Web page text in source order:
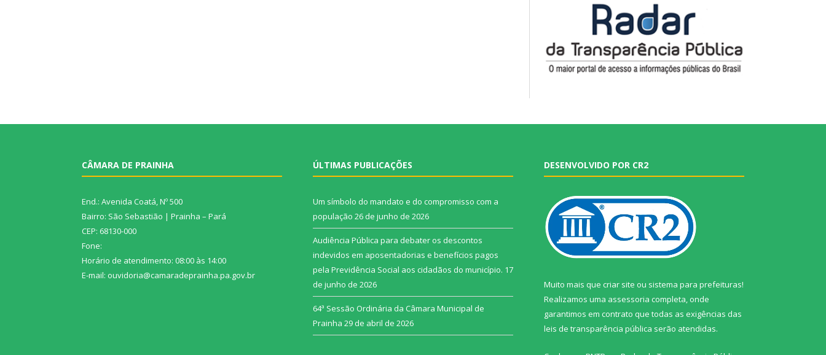
CÂMARA DE PRAINHA
End.: Avenida Coatá, Nº 500
Bairro: São Sebastião | Prainha – Pará
CEP: 68130-000
Fone:
Horário de atendimento: 08:00 às 14:00
E-mail: ouvidoria@camaradeprainha.pa.gov.br
ÚLTIMAS PUBLICAÇÕES
Um símbolo do mandato e do compromisso com a
população 26 de junho de 2026
Audiência Pública para debater os descontos
indevidos em aposentadorias e benefícios pagos
pela Previdência Social aos cidadãos do município. 17
de junho de 2026
64ª Sessão Ordinária da Câmara Municipal de
Prainha 29 de abril de 2026
DESENVOLVIDO POR CR2
Muito mais que criar site ou sistema para prefeituras!
Realizamos uma assessoria completa, onde
garantimos em contrato que todas as exigências das
leis de transparência pública serão atendidas.